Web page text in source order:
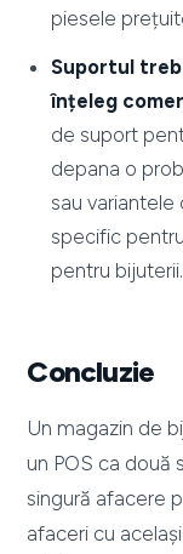
piesele
Suportul
înțeleg
de suport
depana o
sau
specific
pentru bijuterii.
Concluzie
Un magazin de
un POS ca
singură afacere
afaceri cu